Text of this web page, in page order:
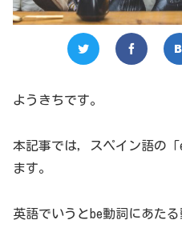
ようきちです。
本記事では，スペイン語の
ます。
英語でいうとbe動詞にあた